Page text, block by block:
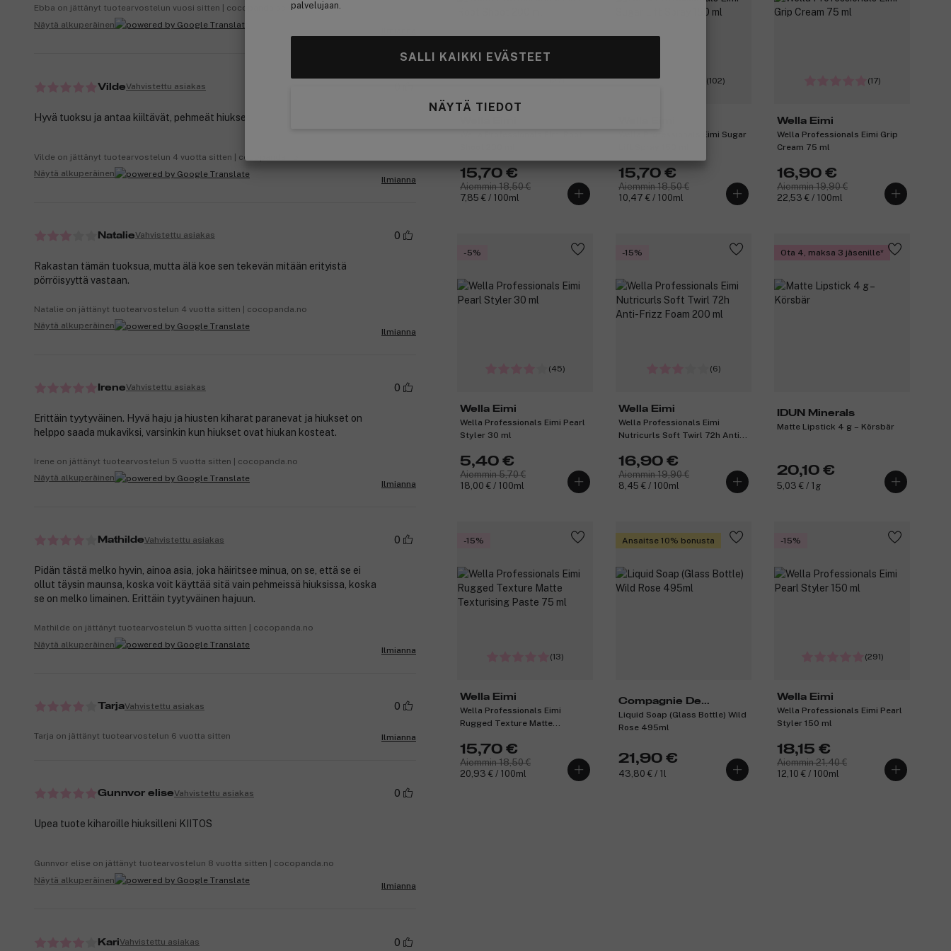
palvelujaan.
SALLI KAIKKI EVÄSTEET
NÄYTÄ TIEDOT
(27)
15,70 €
Aiemmin 18,50 €
7,85 € / 100ml
(102)
Wella Professionals Eimi Sugar
15,70 €
Aiemmin 18,50 €
10,47 € / 100ml
(17)
Wella Eimi
Wella Professionals Eimi Grip
Cream 75 ml
16,90 €
Aiemmin 19,90 €
22,53 € / 100ml
-5%
(45)
Wella Eimi
Wella Professionals Eimi Pearl
Styler 30 ml
5,40 €
Aiemmin 5,70 €
18,00 € / 100ml
-15%
(6)
Wella Eimi
Wella Professionals Eimi
Nutricurls Soft Twirl 72h Anti-
16,90 €
Aiemmin 19,90 €
8,45 € / 100ml
Ota 4, maksa 3 jäsenille
IDUN Minerals
Matte Lipstick 4 g – Körsbär
20,10 €
5,03 € / 1g
-15%
(13)
Wella Eimi
Wella Professionals Eimi
Rugged Texture Matte
15,70 €
Aiemmin 18,50 €
20,93 € / 100ml
Ansaitse 10% bonusta
Compagnie De
Provence
Liquid Soap (Glass Bottle) Wild
Rose 495ml
21,90 €
43,80 € / 1l
-15%
(291)
Wella Eimi
Wella Professionals Eimi Pearl
Styler 150 ml
18,15 €
Aiemmin 21,40 €
12,10 € / 100ml
Ebba on jättänyt tuotearvostelun vuosi sitten | cocopanda.se
Näytä alkuperäinen
VildeVahvistettu asiakas
Hyvä tuoksu ja antaa kiiltävät, pehmeät hiukset
Vilde on jättänyt tuotearvostelun 4 vuotta sitten | cocopanda.no
Näytä alkuperäinen
Ilmianna
NatalieVahvistettu asiakas 0
Rakastan tämän tuoksua, mutta älä koe sen tekevän mitään erityistä
pörröisyyttä vastaan.
Natalie on jättänyt tuotearvostelun 4 vuotta sitten | cocopanda.no
Näytä alkuperäinen
Ilmianna
IreneVahvistettu asiakas 0
Erittäin tyytyväinen. Hyvä haju ja hiusten kiharat paranevat ja hiukset on
helppo saada mukaviksi, varsinkin kun hiukset ovat hiukan kosteat.
Irene on jättänyt tuotearvostelun 5 vuotta sitten | cocopanda.no
Näytä alkuperäinen
Ilmianna
MathildeVahvistettu asiakas 0
Pidän tästä melko hyvin, ainoa asia, joka häiritsee minua, on se, että se ei
ollut täysin maunsa, koska voit käyttää sitä vain pehmeissä hiuksissa, koska
se on melko limainen. Erittäin tyytyväinen hajuun.
Mathilde on jättänyt tuotearvostelun 5 vuotta sitten | cocopanda.no
Näytä alkuperäinen
Ilmianna
TarjaVahvistettu asiakas 0
Tarja on jättänyt tuotearvostelun 6 vuotta sitten Ilmianna
Gunnvor eliseVahvistettu asiakas 0
Upea tuote kiharoille hiuksilleni KIITOS
Gunnvor elise on jättänyt tuotearvostelun 8 vuotta sitten | cocopanda.no
Näytä alkuperäinen
Ilmianna
KariVahvistettu asiakas 0